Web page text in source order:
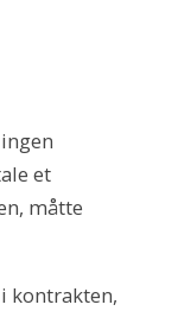
et
måtte
kontrakten,